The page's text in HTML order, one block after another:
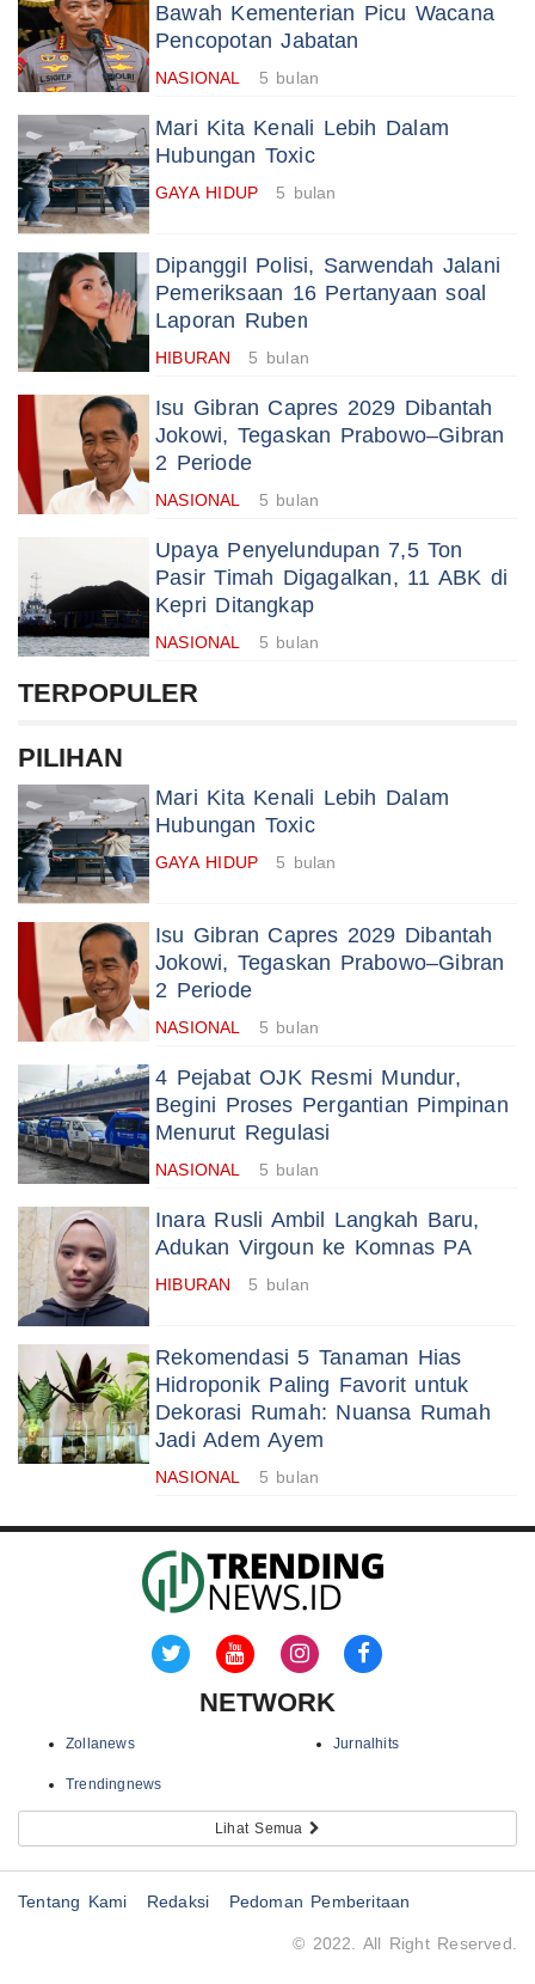
Bawah Kementerian Picu Wacana
Pencopotan Jabatan
NASIONAL 5 bulan
Mari Kita Kenali Lebih Dalam
Hubungan Toxic
GAYA HIDUP 5 bulan
Dipanggil Polisi, Sarwendah Jalani
Pemeriksaan 16 Pertanyaan soal
Laporan Ruben
HIBURAN 5 bulan
Isu Gibran Capres 2029 Dibantah
Jokowi, Tegaskan Prabowo–Gibran
2 Periode
NASIONAL 5 bulan
Upaya Penyelundupan 7,5 Ton
Pasir Timah Digagalkan, 11 ABK di
Kepri Ditangkap
NASIONAL 5 bulan
TERPOPULER
PILIHAN
Mari Kita Kenali Lebih Dalam
Hubungan Toxic
GAYA HIDUP 5 bulan
Isu Gibran Capres 2029 Dibantah
Jokowi, Tegaskan Prabowo–Gibran
2 Periode
NASIONAL 5 bulan
4 Pejabat OJK Resmi Mundur,
Begini Proses Pergantian Pimpinan
Menurut Regulasi
NASIONAL 5 bulan
Inara Rusli Ambil Langkah Baru,
Adukan Virgoun ke Komnas PA
HIBURAN 5 bulan
Rekomendasi 5 Tanaman Hias
Hidroponik Paling Favorit untuk
Dekorasi Rumah: Nuansa Rumah
Jadi Adem Ayem
NASIONAL 5 bulan
NETWORK
Zollanews Jurnalhits
Trendingnews
Lihat Semua
Tentang Kami Redaksi Pedoman Pemberitaan
© 2022. All Right Reserved.